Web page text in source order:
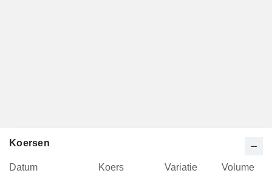
Koersen
Datum Koers Variatie
Volume